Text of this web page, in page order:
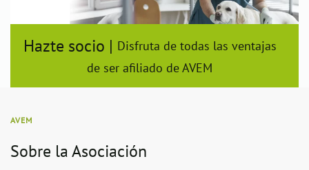
Hazte socio | Disfruta de todas las ventajas
de ser afiliado de AVEM
AVEM
Sobre la Asociación